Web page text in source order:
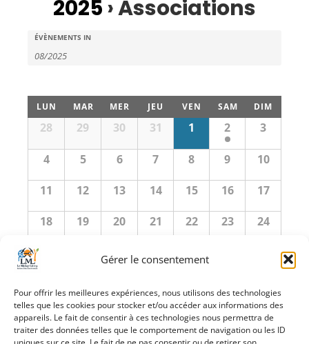
Gérer le consentement
Pour offrir les meilleures expériences, nous utilisons des technologies
telles que les cookies pour stocker et/ou accéder aux informations des
appareils. Le fait de consentir à ces technologies nous permettra de
traiter des données telles que le comportement de navigation ou les ID
2025› Associations
Recherche
et
de
vues
Évènements
Évènements
Search
ÉVÈNEMENTS IN
Calendrier
de
Évènements
Calendrier
Évènements
LUN MAR MER JEU VEN SAM DIM
28 29 30 31 1 2 3
4 5 6 7 8 9 10
11 12 13 14 15 16 17
18 19 20 21 22 23 24
«juillet septembre»
+ EXPORTER LES ÉVÈNEMENTS